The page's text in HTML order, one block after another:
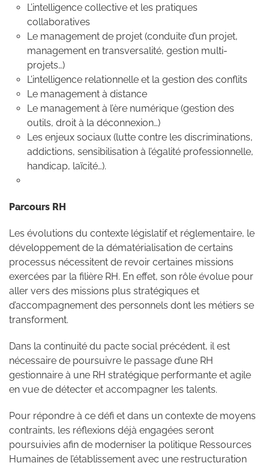
L’intelligence collective et les pratiques
collaboratives
Le management de projet (conduite d’un projet,
management en transversalité, gestion multi-
projets…)
L’intelligence relationnelle et la gestion des conflits
Le management à distance
Le management à l’ère numérique (gestion des
outils, droit à la déconnexion…)
Les enjeux sociaux (lutte contre les discriminations,
addictions, sensibilisation à l’égalité professionnelle,
handicap, laïcité…).
Parcours RH
Les évolutions du contexte législatif et réglementaire, le
développement de la dématérialisation de certains
processus nécessitent de revoir certaines missions
exercées par la filière RH. En effet, son rôle évolue pour
aller vers des missions plus stratégiques et
d’accompagnement des personnels dont les métiers se
transforment.
Dans la continuité du pacte social précédent, il est
nécessaire de poursuivre le passage d’une RH
gestionnaire à une RH stratégique performante et agile
en vue de détecter et accompagner les talents.
Pour répondre à ce défi et dans un contexte de moyens
contraints, les réflexions déjà engagées seront
poursuivies afin de moderniser la politique Ressources
Humaines de l’établissement avec une restructuration